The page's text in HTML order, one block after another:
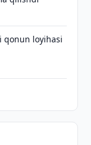
qonun loyihasi